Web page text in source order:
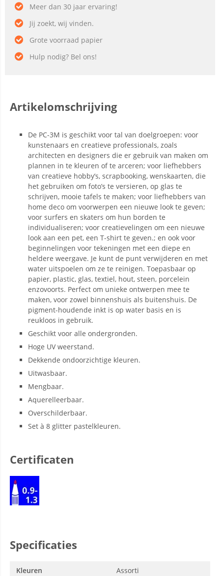
Meer dan 30 jaar ervaring!
Jij zoekt, wij vinden.
Grote voorraad papier
Hulp nodig? Bel ons!
Artikelomschrijving
De PC-3M is geschikt voor tal van doelgroepen: voor
kunstenaars en creatieve professionals, zoals
architecten en designers die er gebruik van maken om
plannen in te kleuren of te arceren; voor liefhebbers
van creatieve hobby’s, scrapbooking, wenskaarten, die
het gebruiken om foto’s te versieren, op glas te
schrijven, mooie tafels te maken; voor liefhebbers van
home deco om voorwerpen een nieuwe look te geven;
voor surfers en skaters om hun borden te
individualiseren; voor creatievelingen om een nieuwe
look aan een pet, een T-shirt te geven.; en ook voor
beginnelingen voor tekeningen met een diepe en
heldere weergave. Je kunt de punt verwijderen en met
water uitspoelen om ze te reinigen. Toepasbaar op
papier, plastic, glas, textiel, hout, steen, porcelein
enzovoorts. Perfect om unieke ontwerpen mee te
maken, voor zowel binnenshuis als buitenshuis. De
pigment-houdende inkt is op water basis en is
reukloos in gebruik.
Geschikt voor alle ondergronden.
Hoge UV weerstand.
Dekkende ondoorzichtige kleuren.
Uitwasbaar.
Mengbaar.
Aquerelleerbaar.
Overschilderbaar.
Set à 8 glitter pastelkleuren.
Certificaten
Specificaties
Kleuren
Assorti